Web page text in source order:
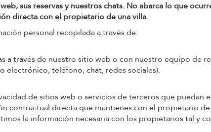
sus reservas y nuestros chats. No abarca lo que
directa con el propietario de una villa.
personal recopilada a través de:
a través de nuestro sitio web o con nuestro equipo de
electrónico, teléfono, chat, redes sociales).
de sitios web o servicios de terceros que puedan
contractual directa que mantienes con el propietario
la información necesaria con los propietarios tal y